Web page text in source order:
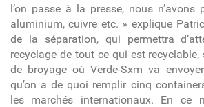
l’on passe à la presse, nous n’avons
aluminium, cuivre etc. » explique
de la séparation, qui permettra
recyclage de tout ce qui est recyclable,
de broyage où Verde-Sxm va
qu’on a de quoi remplir cinq
les marchés internationaux. En ce